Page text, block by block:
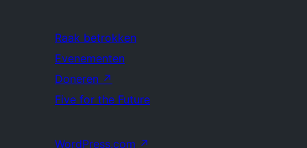
Raak betrokken
Evenementen
Doneren ↗
Five for the Future
WordPress.com ↗